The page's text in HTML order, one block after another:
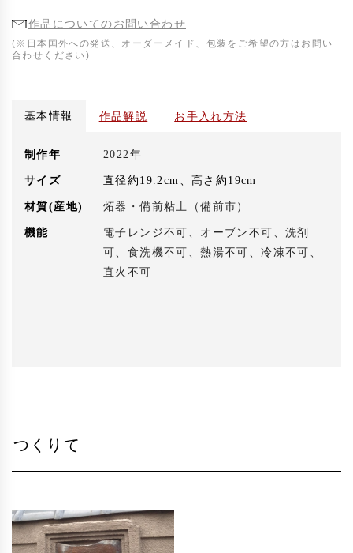
作品についてのお問い合わせ
(※日本国外への発送、オーダーメイド、包装をご希望の方はお問い
合わせください)
基本情報 作品解説 お手入れ方法
制作年 2022年
サイズ 直径約19.2cm、高さ約19cm
材質(産地) 炻器・備前粘土（備前市）
機能
電子レンジ不可、オーブン不可、洗剤
可、食洗機不可、熱湯不可、冷凍不可、
直火不可
つくりて